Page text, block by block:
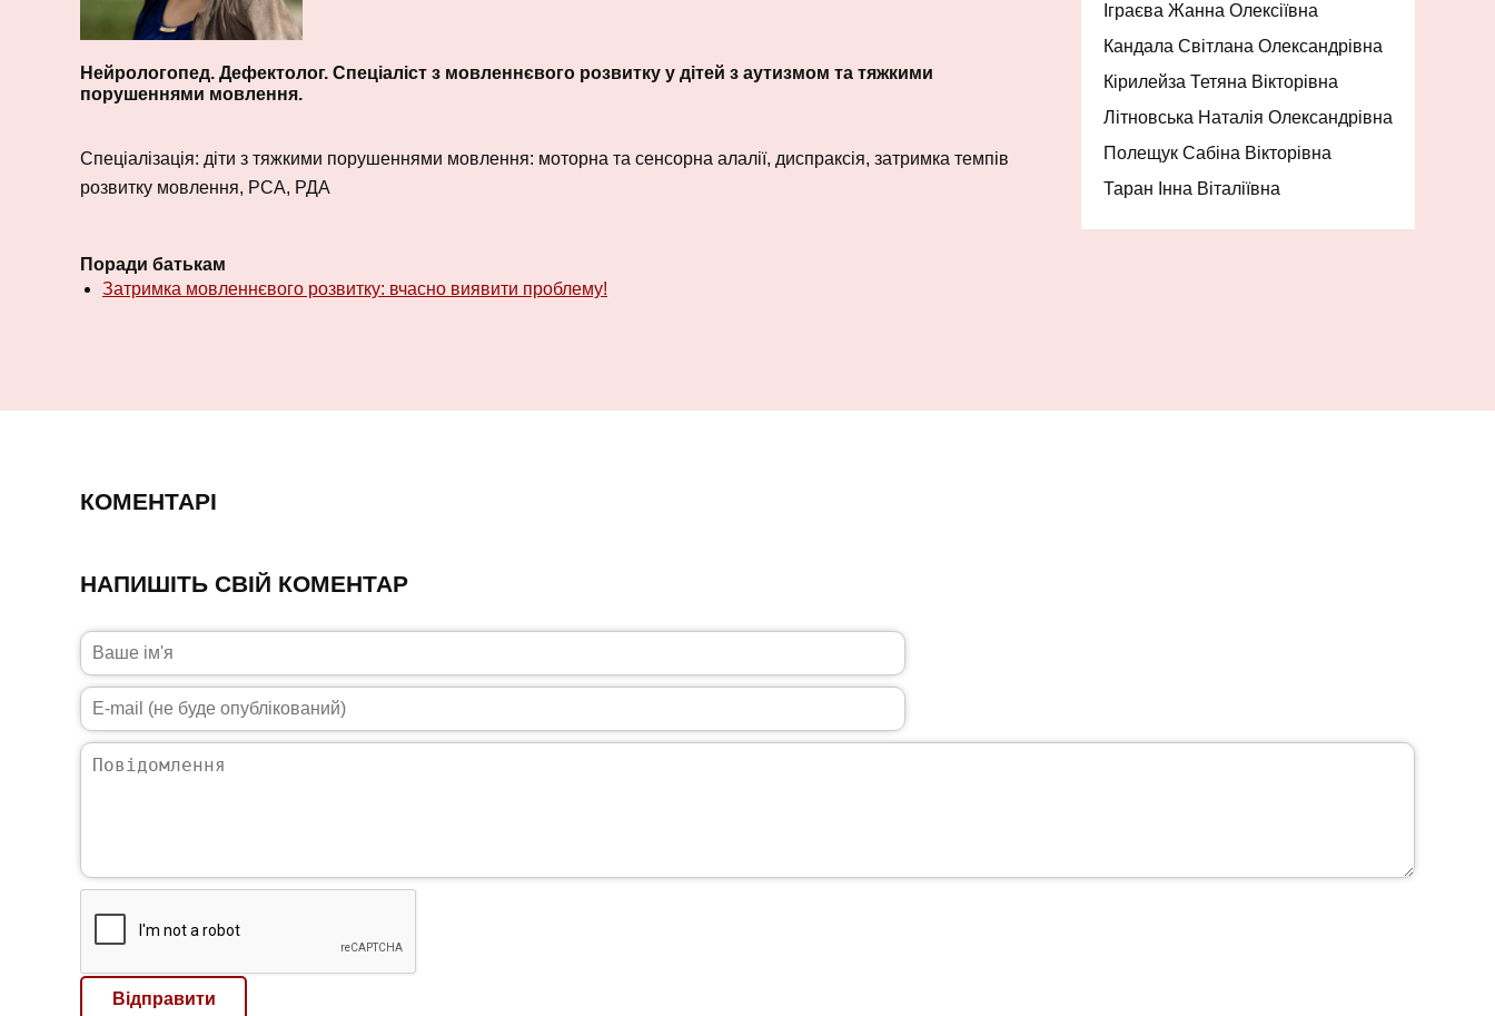
Нейрологопед. Дефектолог. Спеціаліст з мовленнєвого розвитку у дітей з аутизмом та тяжкими
порушеннями мовлення.
Спеціалізація: діти з тяжкими порушеннями мовлення: моторна та сенсорна алалії, диспраксія, затримка темпів
розвитку мовлення, РСА, РДА
Поради батькам
Затримка мовленнєвого розвитку: вчасно виявити проблему!
Іграєва Жанна Олексіївна
Кандала Світлана Олександрівна
Кірилейза Тетяна Вікторівна
Літновська Наталія Олександрівна
Полещук Сабіна Вікторівна
Таран Інна Віталіївна
КОМЕНТАРІ
НАПИШІТЬ СВІЙ КОМЕНТАР